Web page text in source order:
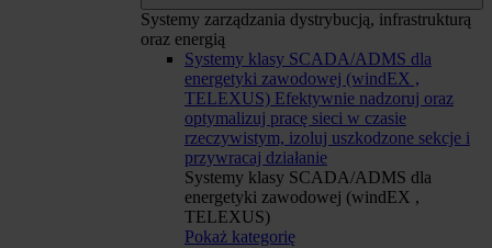
Systemy zarządzania dystrybucją, infrastrukturą
oraz energią
Systemy klasy SCADA/ADMS dla
energetyki zawodowej (windEX ,
TELEXUS) Efektywnie nadzoruj oraz
optymalizuj pracę sieci w czasie
rzeczywistym, izoluj uszkodzone sekcje i
przywracaj działanie
Systemy klasy SCADA/ADMS dla
energetyki zawodowej (windEX ,
TELEXUS)
Pokaż kategorię